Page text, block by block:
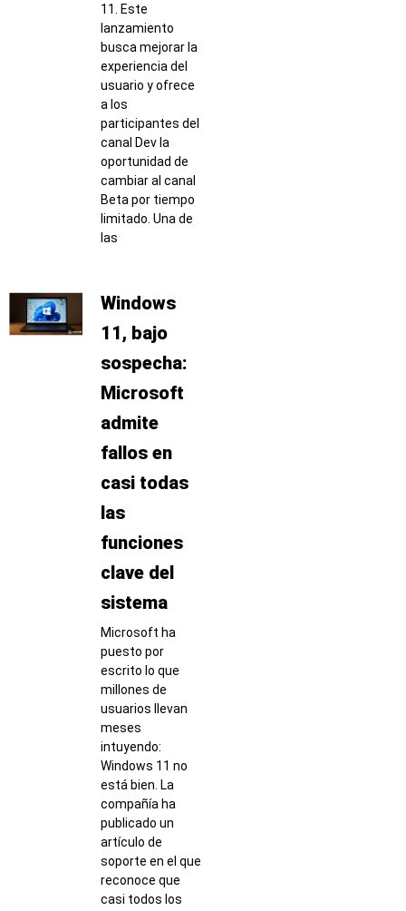
11. Este
lanzamiento
busca mejorar la
experiencia del
usuario y ofrece
a los
participantes del
canal Dev la
oportunidad de
cambiar al canal
Beta por tiempo
limitado. Una de
las
Windows
11, bajo
sospecha:
Microsoft
admite
fallos en
casi todas
las
funciones
clave del
sistema
Microsoft ha
puesto por
escrito lo que
millones de
usuarios llevan
meses
intuyendo:
Windows 11 no
está bien. La
compañía ha
publicado un
artículo de
soporte en el que
reconoce que
casi todos los